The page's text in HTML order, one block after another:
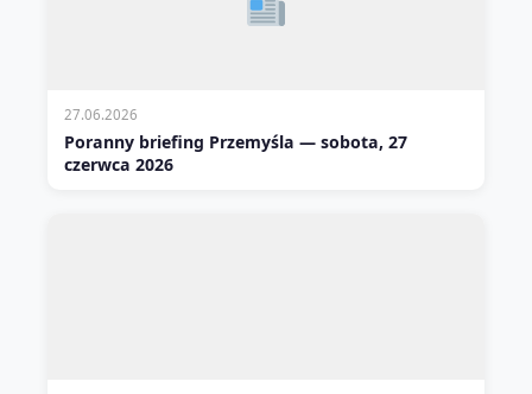
27.06.2026
Poranny briefing Przemyśla — sobota, 27
czerwca 2026